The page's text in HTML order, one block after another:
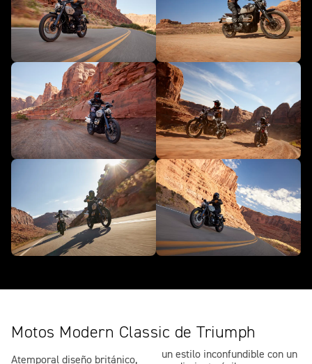
Motos Modern Classic de Triumph
Atemporal diseño británico,
un estilo inconfundible con un